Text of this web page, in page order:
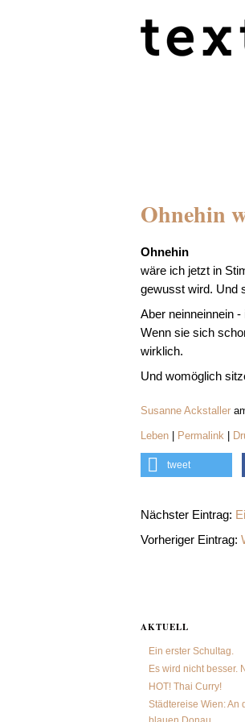
Ohnehin
Ohnehin
wäre ich jetzt in
gewusst wird. Und
Aber neinneinnein
Wenn sie sich
wirklich.
Und womöglich
Susanne Ackstaller
Leben Permalink|
tweet
Nächster Eintrag:
Vorheriger Eintrag:
AKTUELL
Ein erster Schultag.
Es wird nicht besser.
HOT! Thai Curry!
Städtereise Wien: An